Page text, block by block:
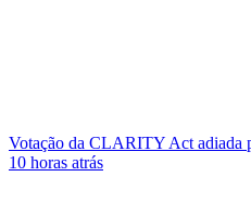
Votação da CLARITY Act adiada
10 horas atrás